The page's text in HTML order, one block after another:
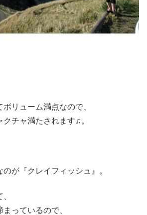
リューム満点なので、
チャ満たされます♫。
が『クレイフィッシュ』。
っているので、